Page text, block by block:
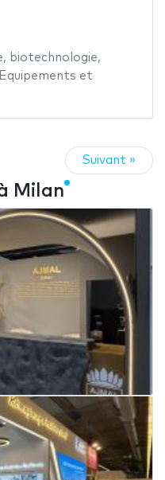
, biotechnologie,
Equipements et
Suivant »
Milan